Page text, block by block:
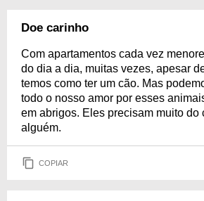
Doe carinho
Com apartamentos cada vez
do dia a dia, muitas vezes, apesar
temos como ter um cão. Mas
todo o nosso amor por esses
em abrigos. Eles precisam muito do
alguém.
COPIAR